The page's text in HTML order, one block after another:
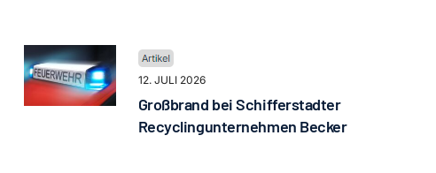
12. JULI 2026
Großbrand bei Schifferstadter
Recyclingunternehmen Becker